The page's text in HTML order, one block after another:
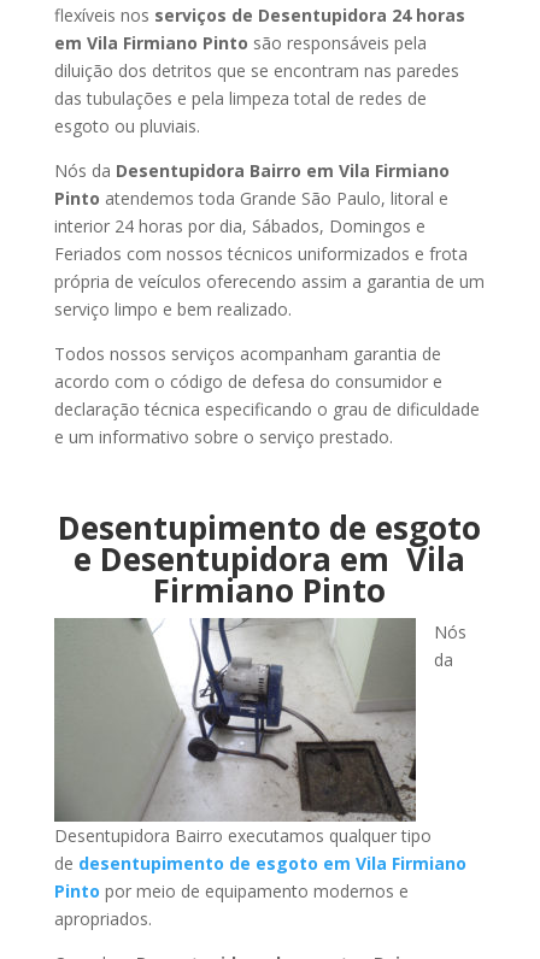
flexíveis nos serviços de Desentupidora 24 horas
em Vila Firmiano Pinto são responsáveis pela
diluição dos detritos que se encontram nas paredes
das tubulações e pela limpeza total de redes de
esgoto ou pluviais.
Nós da Desentupidora Bairro em Vila Firmiano
Pinto atendemos toda Grande São Paulo, litoral e
interior 24 horas por dia, Sábados, Domingos e
Feriados com nossos técnicos uniformizados e frota
própria de veículos oferecendo assim a garantia de um
serviço limpo e bem realizado.
Todos nossos serviços acompanham garantia de
acordo com o código de defesa do consumidor e
declaração técnica especificando o grau de dificuldade
e um informativo sobre o serviço prestado.
Desentupimento de esgoto
e Desentupidora em Vila
Firmiano Pinto
Nós
da
Desentupidora Bairro executamos qualquer tipo
de desentupimento de esgoto em Vila Firmiano
Pinto por meio de equipamento modernos e
apropriados.